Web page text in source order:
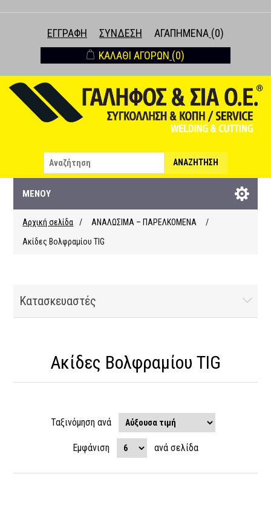
ΕΓΓΡΑΦΉ ΣΎΝΔΕΣΗ ΑΓΑΠΗΜΈΝΑ (0)
ΚΑΛΆΘΙ ΑΓΟΡΏΝ (0)
ΑΝΑΖΉΤΗΣΗ
ΜΕΝΟΎ
Αρχική σελίδα / ΑΝΑΛΩΣΙΜΑ – ΠΑΡΕΛΚΟΜΕΝΑ
/
Ακίδες Βολφραμίου TIG
Κατασκευαστές
Ακίδες Βολφραμίου TIG
Ταξινόμηση ανά
Εμφάνιση ανά σελίδα